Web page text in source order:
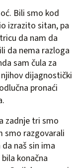
Bili smo kod
izrazito sitan, pa
da nam da
da nema razloga
sam čula za
dijagnostički
pronaći
zadnje tri smo
smo razgovarali
naš sin ima
konačna